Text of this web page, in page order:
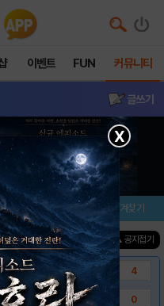
이벤트 FUN 커뮤니티
글쓰기
설치/평가 즐겨찾기
진행중인 이벤트 0 건 ▲ 공지접기
시.. 4
티를.. 0
X